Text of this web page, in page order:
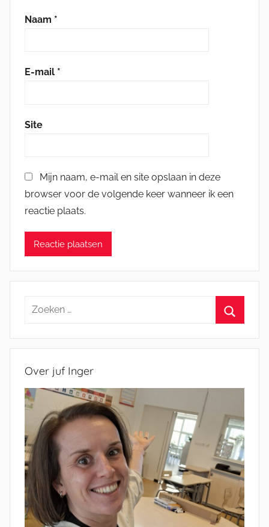
Naam *
E-mail *
Site
Mijn naam, e-mail en site opslaan in deze
browser voor de volgende keer wanneer ik een
reactie plaats.
Zoeken
Over juf Inger